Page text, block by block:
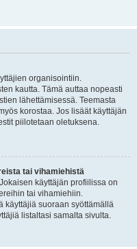
organisointiin.
kautta. Tämä auttaa nopeasti
lähettämisessä. Teemasta
korostaa. Jos lisäät käyttäjän
piilotetaan oletuksena.
tai vihamiehistä
käyttäjän profiilissa on
tai vihamiehiin.
käyttäjiä suoraan syöttämällä
listaltasi samalta sivulta.